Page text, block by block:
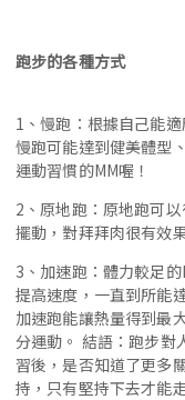
跑步的各種方式
1、慢跑：根據自己能
慢跑可能達到健美體型
運動習慣的MM喔！
2、原地跑：原地跑可
擺動，對拜拜肉很有效
3、加速跑：體力較足
提高速度，一直到所能
加速跑能讓熱量得到最
分運動。 結語：跑步對
習後，是否知道了更多
持，只有堅持下去才能